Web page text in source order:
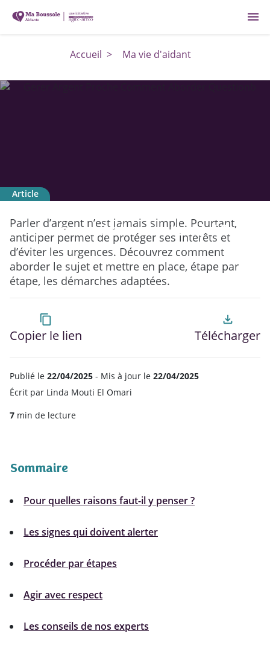
menu
Accueil > Ma vie d'aidant
comment aborder le sujet ?
Article
Parler d’argent n’est jamais simple. Pourtant,
anticiper permet de protéger ses intérêts et
d’éviter les urgences. Découvrez comment
aborder le sujet et mettre en place, étape par
étape, les démarches adaptées.
content_copy
Copier le lien
file_download
Télécharger
Publié le 22/04/2025 - Mis à jour le 22/04/2025
Écrit par Linda Mouti El Omari
7 min de lecture
Sommaire
Pour quelles raisons faut-il y penser ?
Les signes qui doivent alerter
Procéder par étapes
Agir avec respect
Les conseils de nos experts